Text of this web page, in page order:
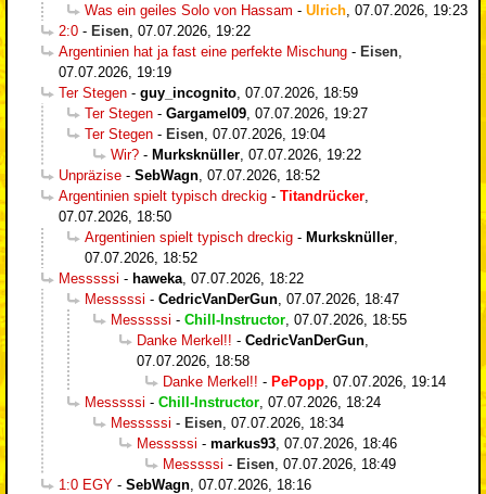
Was ein geiles Solo von Hassam - Ulrich 07.07.2026, 19:23
2:0 - Eisen 07.07.2026, 19:22
Argentinien hat ja fast eine perfekte Mischung - Eisen
07.07.2026, 19:19
Ter Stegen - guy_incognito 07.07.2026, 18:59
Ter Stegen - Gargamel09 07.07.2026, 19:27
Ter Stegen - Eisen 07.07.2026, 19:04
Wir? - Murksknüller 07.07.2026, 19:22
Unpräzise - SebWagn 07.07.2026, 18:52
Argentinien spielt typisch dreckig - Titandrücker
07.07.2026, 18:50
Argentinien spielt typisch dreckig - Murksknüller
07.07.2026, 18:52
Messsssi - haweka 07.07.2026, 18:22
Messsssi - CedricVanDerGun 07.07.2026, 18:47
Messsssi - Chill-Instructor 07.07.2026, 18:55
Danke Merkel!! - CedricVanDerGun
07.07.2026, 18:58
Danke Merkel!! - PePopp 07.07.2026, 19:14
Messsssi - Chill-Instructor 07.07.2026, 18:24
Messsssi - Eisen 07.07.2026, 18:34
Messsssi - markus93 07.07.2026, 18:46
Messsssi - Eisen 07.07.2026, 18:49
1:0 EGY - SebWagn 07.07.2026, 18:16